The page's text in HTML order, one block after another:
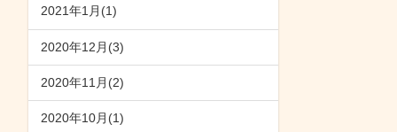
2021年1月(1)
2020年12月(3)
2020年11月(2)
2020年10月(1)